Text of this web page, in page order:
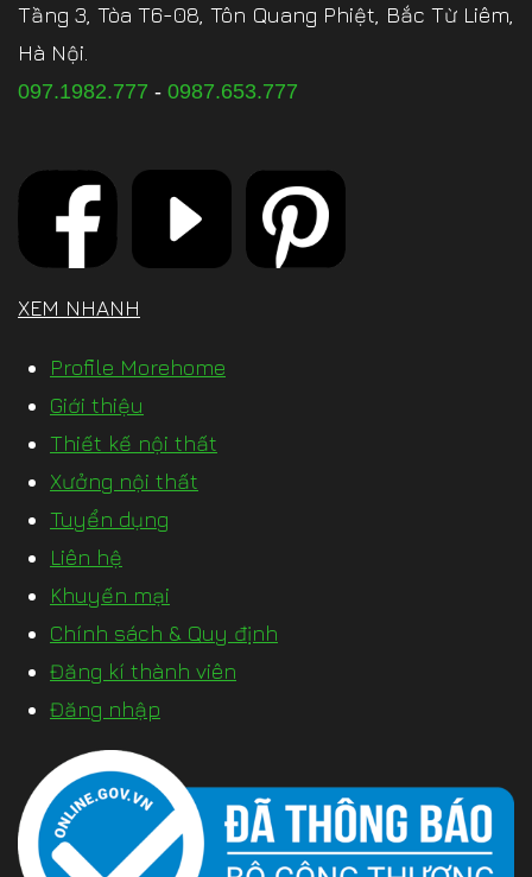
Tầng 3, Tòa T6-08, Tôn Quang Phiệt, Bắc Từ Liêm,
Hà Nội.
097.1982.777 - 0987.653.777
XEM NHANH
Profile Morehome
Giới thiệu
Thiết kế nội thất
Xưởng nội thất
Tuyển dụng
Liên hệ
Khuyến mại
Chính sách & Quy định
Đăng kí thành viên
Đăng nhập